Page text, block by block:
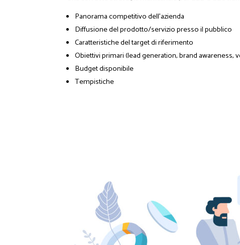
Panorama competitivo dell’azienda
Diffusione del prodotto/servizio presso il pubblico
Caratteristiche del target di riferimento
Obiettivi primari (lead generation, brand awareness,
Budget disponibile
Tempistiche